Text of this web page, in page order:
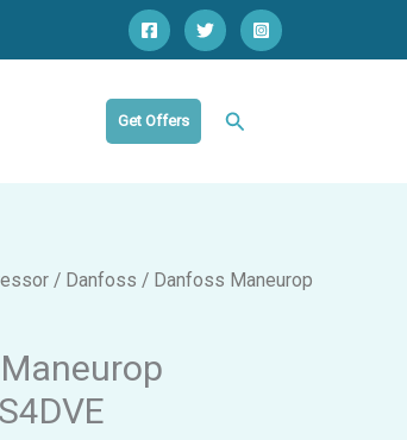
Get Offers Cari
/ Danfoss / Danfoss Maneurop